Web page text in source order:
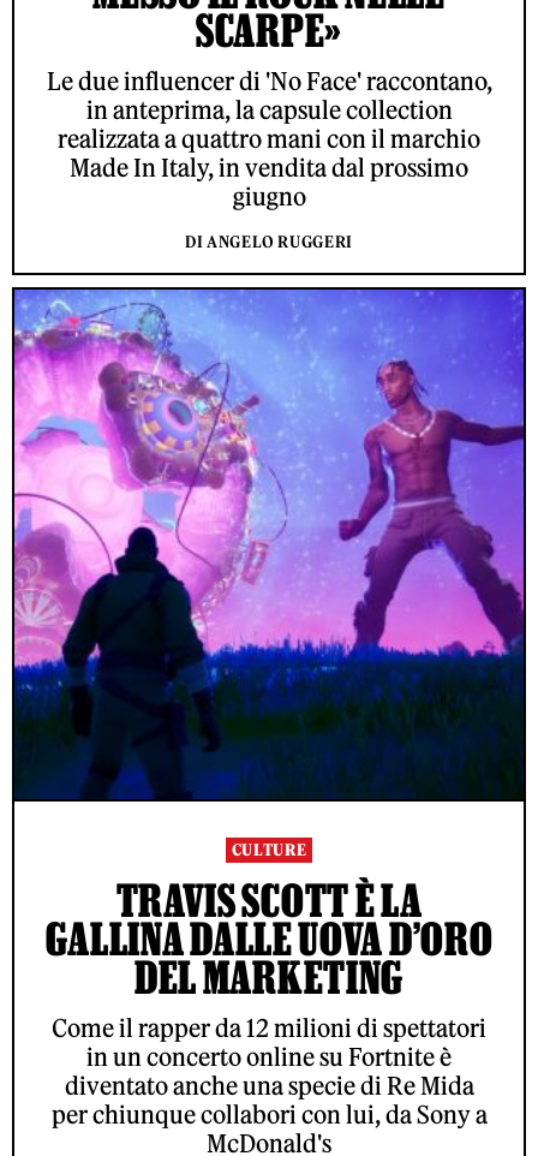
SCARPE»
Le due influencer di 'No Face' raccontano,
in anteprima, la capsule collection
realizzata a quattro mani con il marchio
Made In Italy, in vendita dal prossimo
giugno
DI ANGELO RUGGERI
CULTURE
TRAVIS SCOTT È LA
GALLINA DALLE UOVA D’ORO
DEL MARKETING
Come il rapper da 12 milioni di spettatori
in un concerto online su Fortnite è
diventato anche una specie di Re Mida
per chiunque collabori con lui, da Sony a
McDonald's